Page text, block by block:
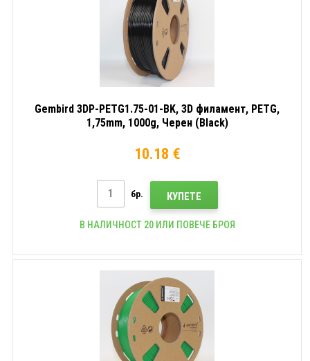
Gembird 3DP-PETG1.75-01-BK, 3D филамент, PETG,
1,75mm, 1000g, Черен (Black)
10.18 €
бр. КУПЕТЕ
В НАЛИЧНОСТ 20 ИЛИ ПОВЕЧЕ БРОЯ